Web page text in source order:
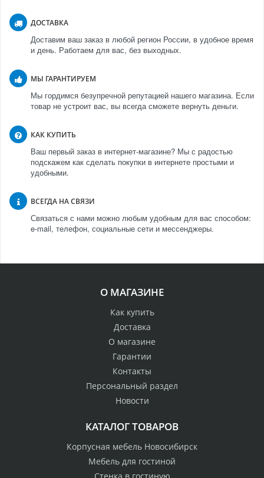
ДОСТАВКА
Доставим ваш заказ в любой регион России, в удобное время
и день. Работаем для вас, без выходных.
МЫ ГАРАНТИРУЕМ
Мы гордимся безупречной репутацией нашего магазина. Если
товар не устроит вас, вы всегда сможете вернуть деньги.
КАК КУПИТЬ
Ваш первый заказ в интернет-магазине? Мы с радостью
подскажем как сделать покупки в интернете простыми и
удобными.
ВСЕГДА НА СВЯЗИ
Связаться с нами можно любым удобным для вас способом:
e-mail, телефон, социальные сети и мессенджеры.
О МАГАЗИНЕ
Как купить
Доставка
О магазине
Гарантии
Контакты
Персональный раздел
Новости
КАТАЛОГ ТОВАРОВ
Корпусная мебель Новосибирск
Мебель для гостиной